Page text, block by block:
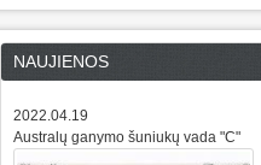
NAUJIENOS
2022.04.19
Australų ganymo šuniukų vada "C"